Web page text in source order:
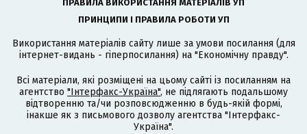
ПРАВИЛА ВИКОРИСТАННЯ МАТЕРІАЛІВ УП
ПРИНЦИПИ І ПРАВИЛА РОБОТИ УП
Використання матеріалів сайту лише за умови посилання (для
інтернет-видань - гіперпосилання) на "Економічну правду".
Всі матеріали, які розміщені на цьому сайті із посиланням на
агентство "Інтерфакс-Україна", не підлягають подальшому
відтворенню та/чи розповсюдженню в будь-якій формі,
інакше як з письмового дозволу агентства "Інтерфакс-
Україна".